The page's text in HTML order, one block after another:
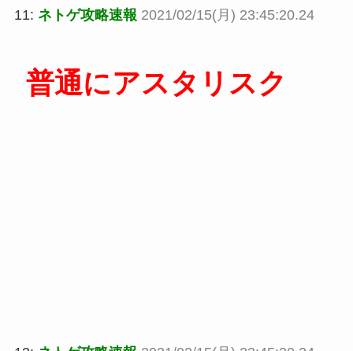
11: ネトゲ攻略速報 2021/02/15(月) 23:45:20.24
普通にアスタリスク